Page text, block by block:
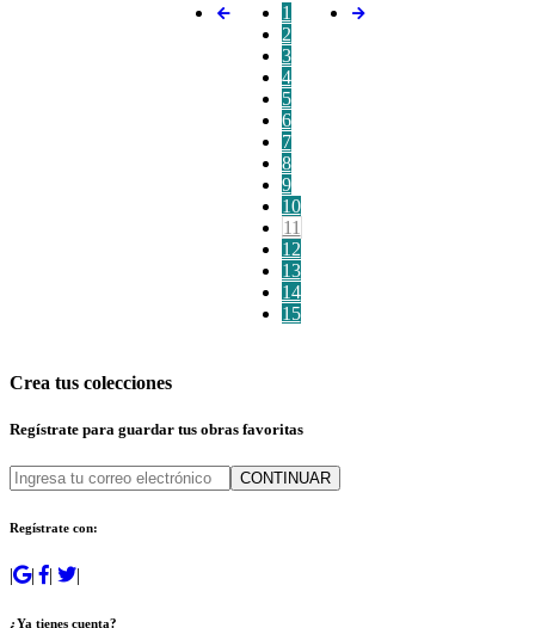
1
2
3
4
5
6
7
8
9
10
11
12
13
14
15
Crea tus colecciones
Regístrate para guardar tus obras favoritas
CONTINUAR
Regístrate con:
| | | |
¿Ya tienes cuenta?